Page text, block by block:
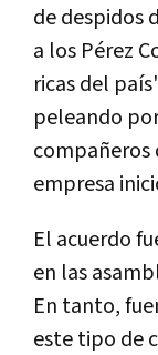
de despidos
a los Pérez
ricas del
peleando
compañeros
empresa
El acuerdo
en las
En tanto,
este tipo de